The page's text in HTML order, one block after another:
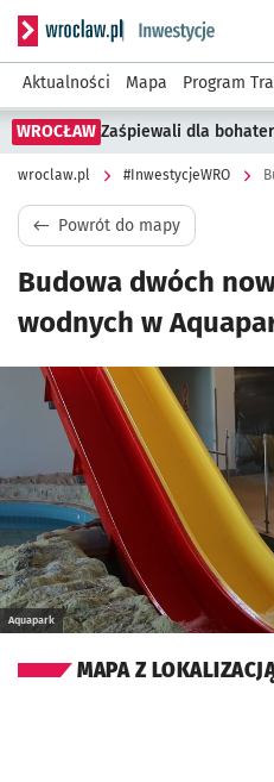
Serwis informacyjny
Aktualności Mapa Program
WROCŁAW Zaśpiewali dla
wroclaw.pl #InwestycjeWRO
Powrót do mapy
Budowa dwóch
wodnych w
Kliknij, aby powiększyć
Aquapark
MAPA Z